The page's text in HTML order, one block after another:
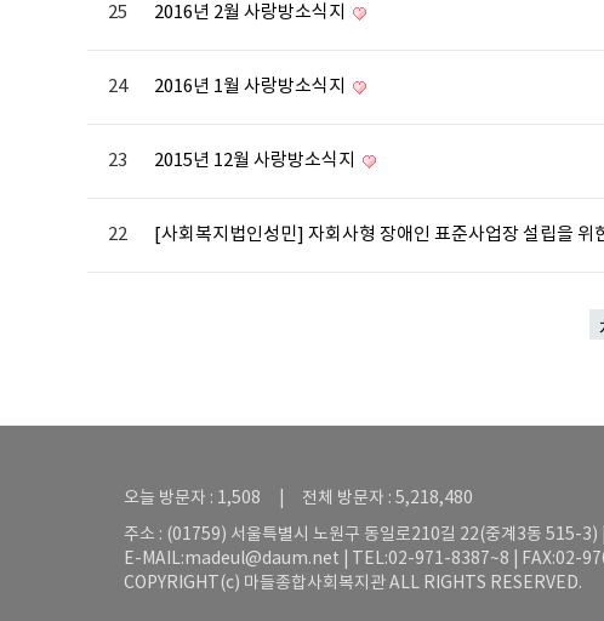
25 2016년 2월 사랑방소식지
24 2016년 1월 사랑방소식지
23 2015년 12월 사랑방소식지
22 [사회복지법인성민] 자회사형 장애인 표준사업장 설립을 위
오늘 방문자 : 1,508 | 전체 방문자 : 5,218,480
주소 : (01759) 서울특별시 노원구 동일로210길 22(중계3동 515-3) |
E-MAIL:madeul@daum.net | TEL:02-971-8387~8 | FAX:02-
COPYRIGHT(c) 마들종합사회복지관 ALL RIGHTS RESERVED.